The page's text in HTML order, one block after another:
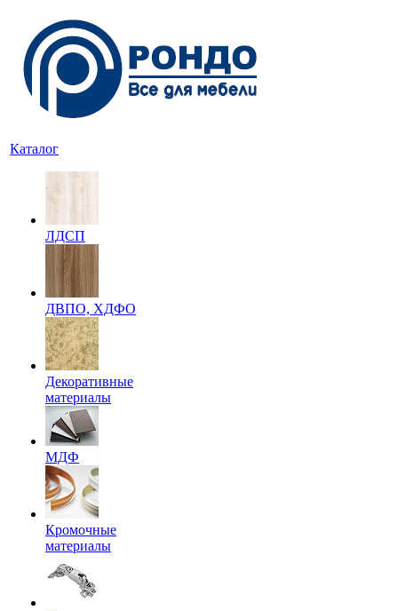
Каталог
ЛДСП
ДВПО, ХДФО
Декоративные
материалы
МДФ
Кромочные
материалы